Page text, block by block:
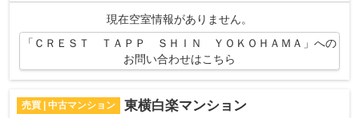
現在空室情報がありません。
「ＣＲＥＳＴ ＴＡＰＰ ＳＨＩＮ ＹＯＫＯＨＡＭＡ」への
お問い合わせはこちら
売買 | 中古マンション 東横白楽マンション